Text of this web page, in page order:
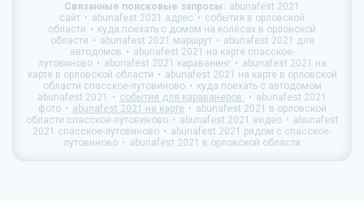
Связанные поисковые запросы: abunafest 2021
сайт
abunafest 2021 адрес
события в орловской
области
куда поехать с домом на колёсах в орловской
области
abunafest 2021 маршрут
abunafest 2021 для
автодомов
abunafest 2021 на карте спасское-
лутовиново
abunafest 2021 караванинг
abunafest 2021 на
карте в орловской области
abunafest 2021 на карте в орловской
области спасское-лутовиново
куда поехать с автодомом
abunafest 2021
события для караванеров
abunafest 2021
фото
abunafest 2021 на карте
abunafest 2021 в орловской
области спасское-лутовиново
abunafest 2021 видео
abunafest
2021 спасское-лутовиново
abunafest 2021 рядом с спасское-
лутовиново
abunafest 2021 в орловской области